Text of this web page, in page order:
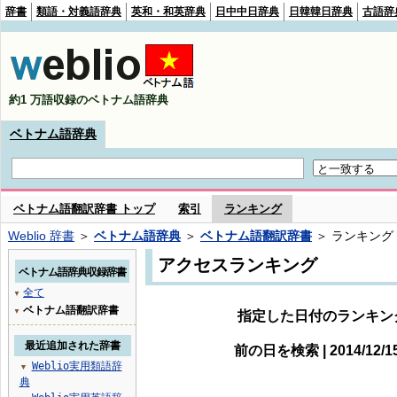
辞書 類語・対義語辞典 英和・和英辞典 日中中日辞典 日韓韓日辞典 古語辞
約1 万語収録のベトナム語辞典
ベトナム語辞典
ベトナム語翻訳辞書 トップ 索引 ランキング
Weblio 辞書 ＞ ベトナム語辞典 ＞ ベトナム語翻訳辞書 ＞ ランキング
アクセスランキング
指定した日付のランキ
前の日を検索 | 2014/12/
ベトナム語辞典収録辞書
▼ 全て
▼ ベトナム語翻訳辞書
最近追加された辞書
▼
Weblio実用類語辞
典